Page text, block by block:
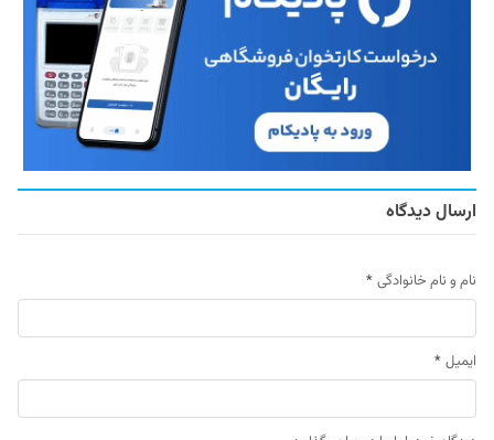
ارسال دیدگاه
نام و نام خانوادگی *
ایمیل *